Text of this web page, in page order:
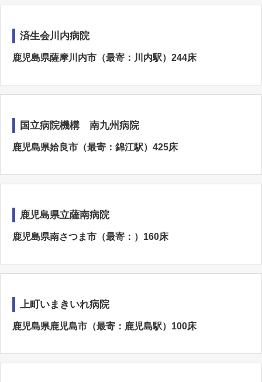
済生会川内病院
鹿児島県薩摩川内市（最寄：川内駅）244床
国立病院機構 南九州病院
鹿児島県姶良市（最寄：錦江駅）425床
鹿児島県立薩南病院
鹿児島県南さつま市（最寄：）160床
上町いまきいれ病院
鹿児島県鹿児島市（最寄：鹿児島駅）100床